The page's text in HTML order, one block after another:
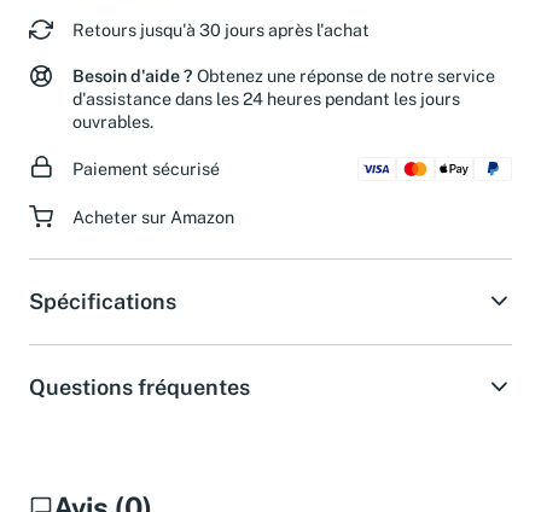
Retours jusqu'à 30 jours après l'achat
Besoin d'aide ? Obtenez une réponse de notre service
d'assistance dans les 24 heures pendant les jours
ouvrables.
Paiement sécurisé
Acheter sur Amazon
Spécifications
Questions fréquentes